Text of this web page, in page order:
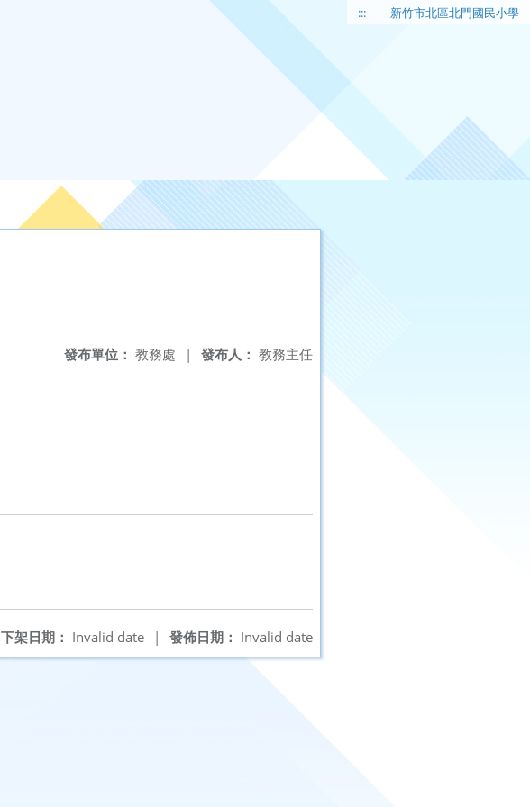
::: 新竹市北區北門國民小學
發布人： 教務主任
發布單位： 教務處 |
發佈日期： Invalid date
下架日期： Invalid date |